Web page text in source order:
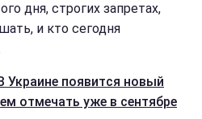
дня, строгих запретах,
и кто сегодня
Украине появится новый
отмечать уже в сентябре